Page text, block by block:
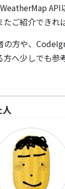
API
ご紹介できれ
の方や、
方へ少しでも参